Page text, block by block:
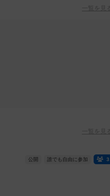
一覧を見る
一覧を見る
公開 誰でも自由に参加 3